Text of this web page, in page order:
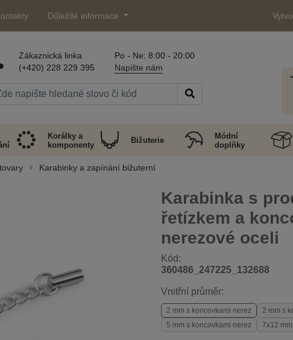
Důležité informace
Zákaznická linka
(+420) 228 229 395
Po - Ne: 8:00 - 20:00
Napište nám
Korálky a
komponenty
Bižuterie
Módní
doplňky
Karabinky a zapínání bižuterní
Karabinka s
řetízkem a
nerezové oceli
Kód:
360486_247225_132688
Vnitřní průměr:
2 mm s koncovkami nerez
2 mm s
5 mm s koncovkami nerez
7x12